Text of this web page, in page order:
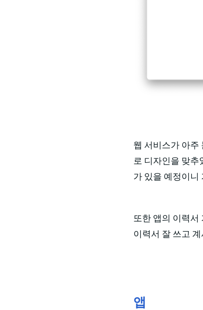
웹 서비스가 아주
로 디자인을 맞추
가 있을 예정이니
또한 앱의 이력서
이력서 잘 쓰고 계
앱